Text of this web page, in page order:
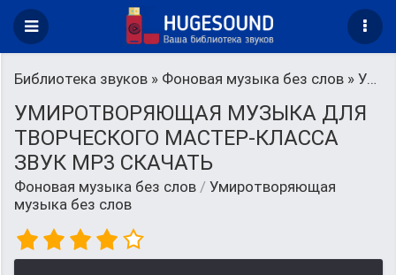
Библиотека звуков » Фоновая музыка без слов » Умиротворяющая музыка без слов
УМИРОТВОРЯЮЩАЯ МУЗЫКА ДЛЯ
ТВОРЧЕСКОГО МАСТЕР-КЛАССА
ЗВУК MP3 СКАЧАТЬ
Фоновая музыка без слов / Умиротворяющая
музыка без слов